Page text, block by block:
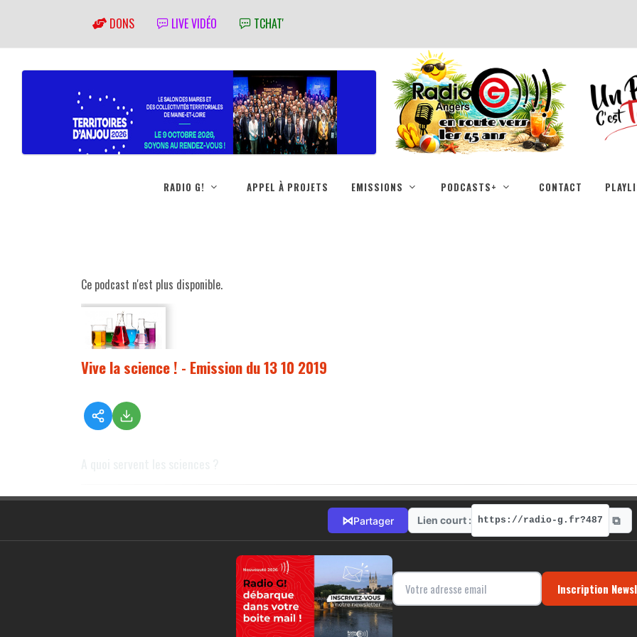
DONS LIVE VIDÉO TCHAT'
RADIO G! APPEL À PROJETS EMISSIONS PODCASTS+ CONTACT
Ce podcast n'est plus disponible.
Vive la science ! - Emission du 13 10 2019
⋈Partager Lien court : https://radio-g.fr?487 ⧉
Inscription